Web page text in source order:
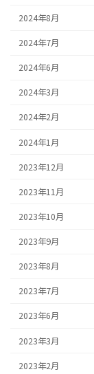
2024年8月
2024年7月
2024年6月
2024年3月
2024年2月
2024年1月
2023年12月
2023年11月
2023年10月
2023年9月
2023年8月
2023年7月
2023年6月
2023年3月
2023年2月